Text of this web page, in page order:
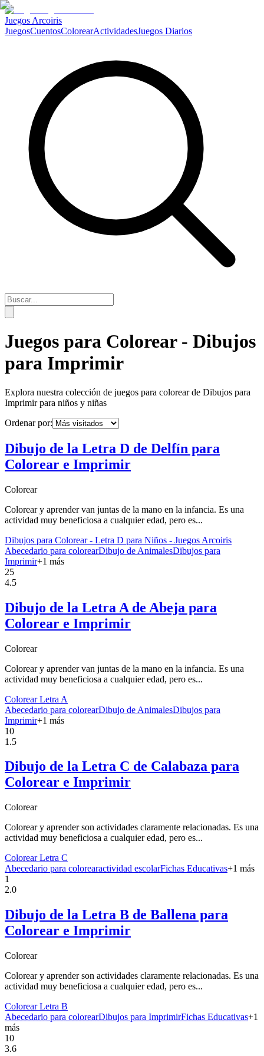
Juegos Arcoiris
JuegosCuentosColorearActividadesJuegos Diarios
Juegos para Colorear - Dibujos
para Imprimir
Explora nuestra colección de juegos para colorear de Dibujos para
Imprimirpara niños y niñas
Ordenar por:
Dibujo de la Letra D de Delfín para
Colorear e Imprimir
Colorear
Colorear y aprender van juntas de la mano en la infancia. Es una
actividad muy beneficiosa a cualquier edad, pero es...
Dibujos para Colorear - Letra D para Niños - Juegos Arcoiris
Abecedario para colorearDibujo de AnimalesDibujos para
Imprimir+1 más
25
4.5
Dibujo de la Letra A de Abeja para
Colorear e Imprimir
Colorear
Colorear y aprender van juntas de la mano en la infancia. Es una
actividad muy beneficiosa a cualquier edad, pero es...
Colorear Letra A
Abecedario para colorearDibujo de AnimalesDibujos para
Imprimir+1 más
10
1.5
Dibujo de la Letra C de Calabaza para
Colorear e Imprimir
Colorear
Colorear y aprender son actividades claramente relacionadas. Es una
actividad muy beneficiosa a cualquier edad, pero es...
Colorear Letra C
Abecedario para colorearactividad escolarFichas Educativas+1 más
1
2.0
Dibujo de la Letra B de Ballena para
Colorear e Imprimir
Colorear
Colorear y aprender son actividades claramente relacionadas. Es una
actividad muy beneficiosa a cualquier edad, pero es...
Colorear Letra B
Abecedario para colorearDibujos para ImprimirFichas Educativas+1
más
10
3.6